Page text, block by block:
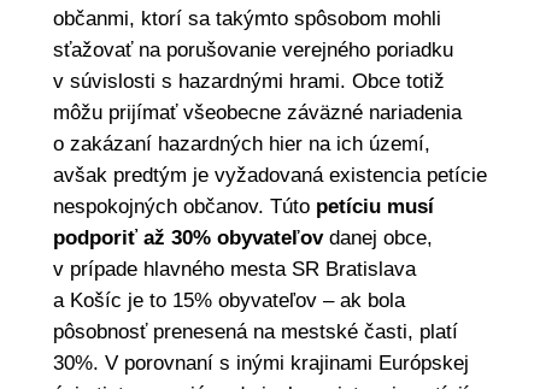
občanmi, ktorí sa takýmto spôsobom mohli
sťažovať na porušovanie verejného poriadku
v súvislosti s hazardnými hrami. Obce totiž
môžu prijímať všeobecne záväzné nariadenia
o zakázaní hazardných hier na ich území,
avšak predtým je vyžadovaná existencia petície
nespokojných občanov. Tútopetíciu musí
podporiť až 30% obyvateľovdanej obce,
v prípade hlavného mesta SR Bratislava
a Košíc je to 15% obyvateľov – ak bola
pôsobnosť prenesená na mestské časti, platí
30%. V porovnaní s inými krajinami Európskej